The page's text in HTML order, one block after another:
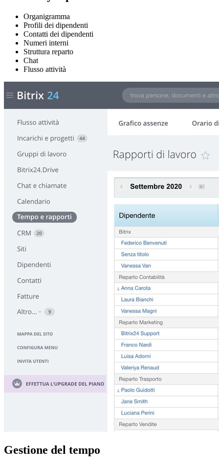
Organigramma
Profili dei dipendenti
Contatti dei dipendenti
Numeri interni
Struttura reparto
Chat
Flusso attività
Gestione del tempo